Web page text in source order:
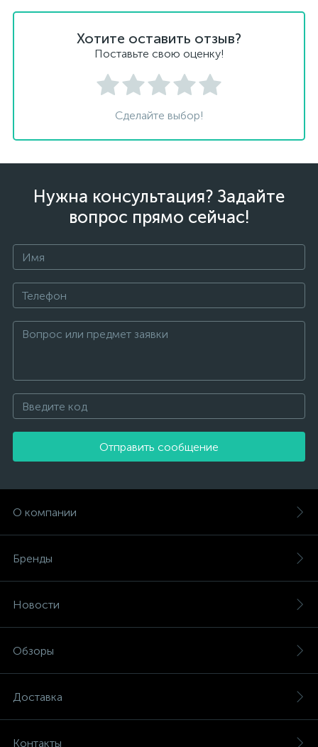
Хотите оставить отзыв?
Поставьте свою оценку!
Сделайте выбор!
Нужна консультация? Задайте
вопрос прямо сейчас!
Отправить сообщение
О компании
Бренды
Новости
Обзоры
Доставка
Контакты